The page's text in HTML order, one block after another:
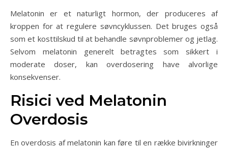
Melatonin er et naturligt hormon, der produceres af
kroppen for at regulere søvncyklussen. Det bruges også
som et kosttilskud til at behandle søvnproblemer og jetlag.
Selvom melatonin generelt betragtes som sikkert i
moderate doser, kan overdosering have alvorlige
konsekvenser.
Risici ved Melatonin
Overdosis
En overdosis af melatonin kan føre til en række bivirkninger